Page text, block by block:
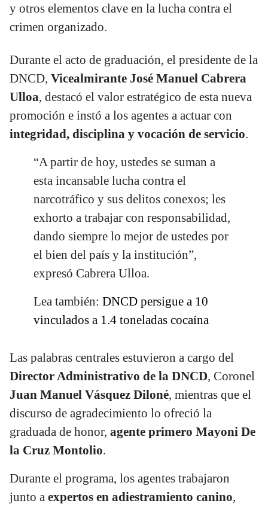
y otros elementos clave en la lucha contra el
crimen organizado.
Durante el acto de graduación, el presidente de la
DNCD, Vicealmirante José Manuel Cabrera
Ulloa, destacó el valor estratégico de esta nueva
promoción e instó a los agentes a actuar con
integridad, disciplina y vocación de servicio.
“A partir de hoy, ustedes se suman a
esta incansable lucha contra el
narcotráfico y sus delitos conexos; les
exhorto a trabajar con responsabilidad,
dando siempre lo mejor de ustedes por
el bien del país y la institución”,
expresó Cabrera Ulloa.
Lea también: DNCD persigue a 10
vinculados a 1.4 toneladas cocaína
Las palabras centrales estuvieron a cargo del
Director Administrativo de la DNCD, Coronel
Juan Manuel Vásquez Diloné, mientras que el
discurso de agradecimiento lo ofreció la
graduada de honor, agente primero Mayoni De
la Cruz Montolio.
Durante el programa, los agentes trabajaron
junto a expertos en adiestramiento canino,